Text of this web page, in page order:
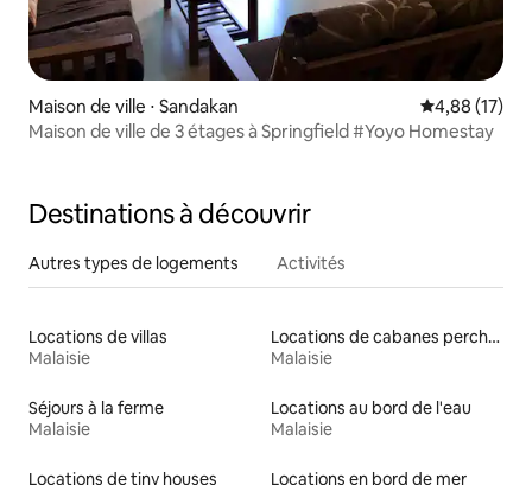
Maison de ville ⋅ Sandakan Évaluation
4,88 (17)
Maison de ville de 3 étages à Springfield #Yoyo Homestay
Destinations à découvrir
Autres types de logements Activités
Locations de villas
Malaisie
Locations de cabanes perchées
Malaisie
Séjours à la ferme
Malaisie
Locations au bord de l'eau
Malaisie
Locations de tiny houses
Locations en bord de mer